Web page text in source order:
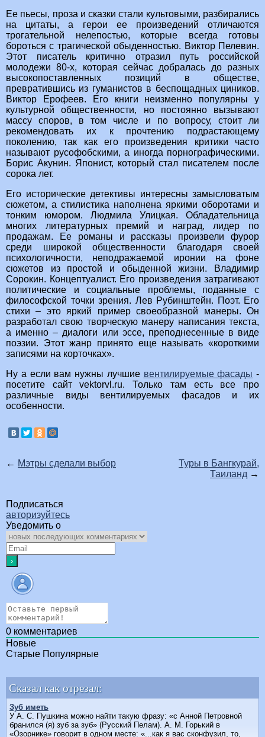
Ее пьесы, проза и сказки стали культовыми, разбирались
на цитаты, а герои ее произведений отличаются
трогательной нелепостью, которые всегда готовы
бороться с трагической обыденностью. Виктор Пелевин.
Этот писатель критично отразил путь российской
молодежи 80-х, которая сейчас добралась до разных
высокопоставленных позиций в обществе,
превратившись из гуманистов в беспощадных циников.
Виктор Ерофеев. Его книги неизменно популярны у
культурной общественности, но постоянно вызывают
массу споров, в том числе и по вопросу, стоит ли
рекомендовать их к прочтению подрастающему
поколению, так как его произведения критики часто
называют русофобскими, а иногда порнографическими.
Борис Акунин. Японист, который стал писателем после
сорока лет.
Его исторические детективы интересны замысловатым
сюжетом, а стилистика наполнена яркими оборотами и
тонким юмором. Людмила Улицкая. Обладательница
многих литературных премий и наград, лидер по
продажам. Ее романы и рассказы произвели фурор
среди широкой общественности благодаря своей
психологичности, неподражаемой иронии на фоне
сюжетов из простой и обыденной жизни. Владимир
Сорокин. Концептуалист. Его произведения затрагивают
политические и социальные проблемы, поданные с
философской точки зрения. Лев Рубинштейн. Поэт. Его
стихи – это яркий пример своеобразной манеры. Он
разработал свою творческую манеру написания текста,
а именно – диалоги или эссе, преподнесенные в виде
поэзии. Этот жанр принято еще называть «короткими
записями на корточках».
Ну а если вам нужны лучшие вентилируемые фасады -
посетите сайт vektorvl.ru. Только там есть все про
различные виды вентилируемых фасадов и их
особенности.
← Мэтры сделали выбор
Туры в Бангкурай,
Таиланд →
Подписаться
авторизуйтесь
Уведомить о
0 комментариев
Новые
Старые Популярные
Сказал как отрезал:
Зуб иметь
У А. С. Пушкина можно найти такую фразу: «с Анной Петровной
бранился (я) зуб за зуб» (Русский Пелам). А. М. Горький в
«Озорнике» говорит в одном месте: «...как я вас сконфузил, то,